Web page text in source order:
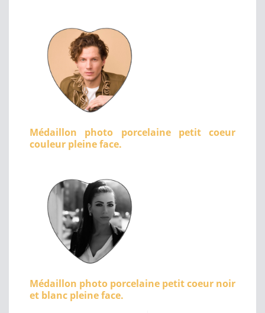
Médaillon photo porcelaine petit coeur
couleur pleine face.
Médaillon photo porcelaine petit coeur noir
et blanc pleine face.